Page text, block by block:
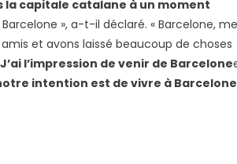
la capitale catalane à un moment
», a-t-il déclaré. « Barcelone,
et avons laissé beaucoup de choses
J’ai l’impression de venir de Barcelone
intention est de vivre à Barcelone